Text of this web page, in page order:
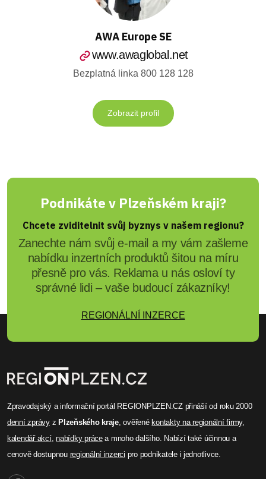
AWA Europe SE
www.awaglobal.net
Bezplatná linka 800 128 128
Zobrazit profil
Podnikáte v Plzeňském kraji?
Chcete zviditelnit svůj byznys v našem regionu?
Zanechte nám svůj e-mail a my vám zašleme
nabídku inzertních produktů šitou na míru
přesně pro vás. Reklama u nás osloví ty
správné lidi – vaše budoucí zákazníky!
REGIONÁLNÍ INZERCE
Zpravodajský a informační portál REGIONPLZEN.CZ přináší od roku 2000
denní zprávyzPlzeňského kraje, ověřenékontakty na regionální firmy,
kalendář akcí,nabídky prácea mnoho dalšího. Nabízí také účinnou a
cenově dostupnou regionální inzerci pro podnikatele i jednotlivce.